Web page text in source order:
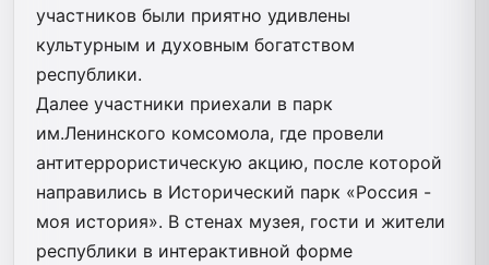
участников были приятно удивлены
культурным и духовным богатством
республики.
Далее участники приехали в парк
им.Ленинского комсомола, где провели
антитеррористическую акцию, после которой
направились в Исторический парк «Россия -
моя история». В стенах музея, гости и жители
республики в интерактивной форме